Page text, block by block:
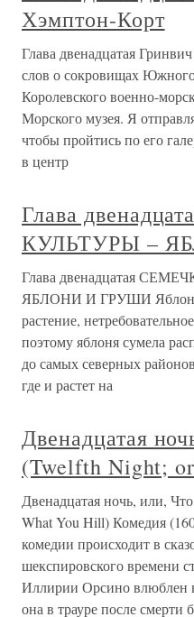
Хэмптон-Корт
Глава двенадцатая
слов о сокровищах
Королевского военно-
Морского музея. Я
чтобы пройтись по его
в центр
Глава
КУЛЬТУРЫ –
Глава двенадцатая
ЯБЛОНИ И ГРУШИ Яблоня
растение,
поэтому яблоня сумела
до самых северных
где и растет на
Двенадцатая
(Twelfth Night;
Двенадцатая ночь, или,
What You Hill) Комедия
комедии происходит в
шекспировского времени
Иллирии Орсино
она в трауре после смерти